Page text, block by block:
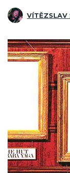
VÍTĚZSLAV